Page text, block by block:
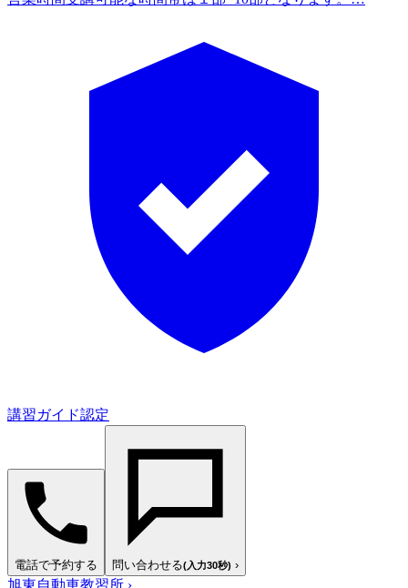
講習ガイド認定
電話で予約する 問い合わせる(入力30秒) ›
旭東自動車教習所 ›